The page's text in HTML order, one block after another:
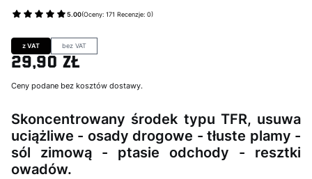
5.00(Oceny: 171 Recenzje: 0)
Przejdź do sekcji Opinie
z VAT bez VAT
Cena
29,90 zł
Ceny podane bez kosztów dostawy.
Skoncentrowany środek typu TFR, usuwa
uciążliwe - osady drogowe - tłuste plamy -
sól zimową - ptasie odchody - resztki
owadów.